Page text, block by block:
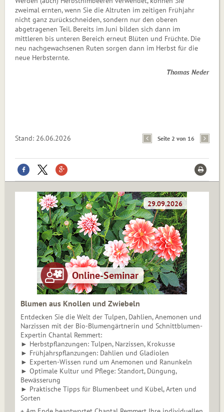
zweimal ernten, wenn Sie die Altruten im zeitigen Frühjahr
nicht ganz zurückschneiden, sondern nur den oberen
abgetragenen Teil. Bereits im Juni bilden sich dann im
mittleren bis unteren Bereich erneut Blüten und Früchte. Die
neu nachgewachsenen Ruten sorgen dann im Herbst für die
neue Herbsternte.
Thomas Neder
Stand: 26.06.2026 Seite 2 von 16
Blumen aus Knollen und Zwiebeln
Entdecken Sie die Welt der Tulpen, Dahlien, Anemonen und
Narzissen mit der Bio-Blumengärtnerin und Schnittblumen-
Expertin Chantal Remmert:
► Herbstpflanzungen: Tulpen, Narzissen, Krokusse
► Frühjahrspflanzungen: Dahlien und Gladiolen
► Experten-Wissen rund um Anemonen und Ranunkeln
► Optimale Kultur und Pflege: Standort, Düngung,
Bewässerung
► Praktische Tipps für Blumenbeet und Kübel, Arten und
Sorten